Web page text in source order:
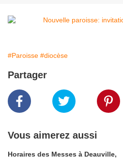
#Paroisse #diocèse
Partager
Vous aimerez aussi
Horaires des Messes à Deauville,